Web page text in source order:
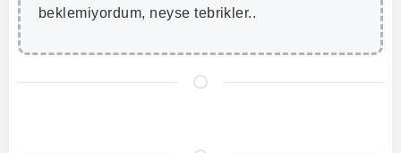
beklemiyordum, neyse tebrikler..